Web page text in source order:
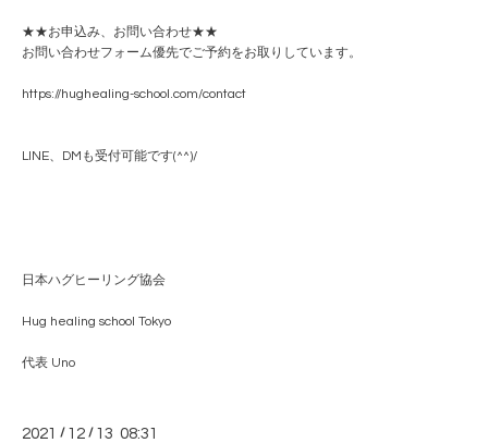
★★お申込み、お問い合わせ★★
お問い合わせフォーム優先でご予約をお取りしています。
https://hughealing-school.com/contact
LINE、DMも受付可能です(^^)/
日本ハグヒーリング協会
Hug healing school Tokyo
代表 Uno
2021 / 12 / 13 08:31